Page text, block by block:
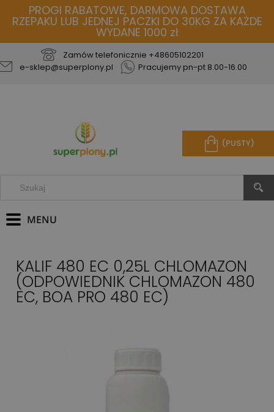
PROGI RABATOWE, DARMOWA DOSTAWA
RZEPAKU LUB JEDNEJ PACZKI DO 30KG ZA KAŻDE
WYDANE 1000 zł
Zamów telefonicznie +48605102201
e-sklep@superplony.pl
Pracujemy pn-pt 8.00-16.00
(PUSTY)
KALIF 480 EC 0,25L CHLOMAZON
(ODPOWIEDNIK CHLOMAZON 480
EC, BOA PRO 480 EC)